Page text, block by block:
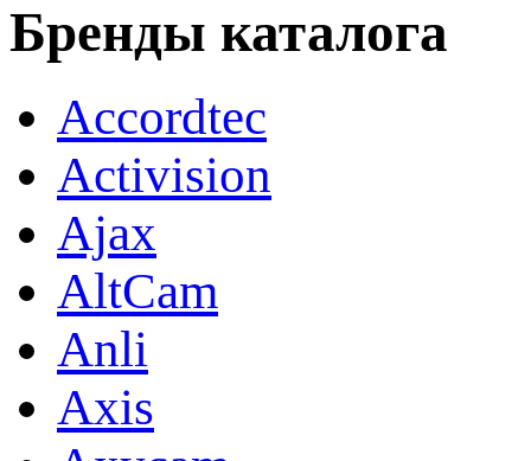
Бренды каталога
Accordtec
Activision
Ajax
AltCam
Anli
Axis